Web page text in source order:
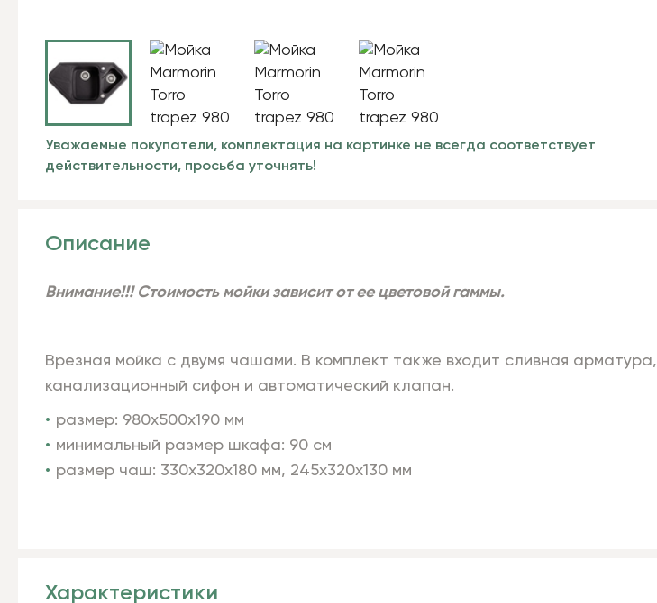
Уважаемые покупатели, комплектация на картинке не всегда соответствует
действительности, просьба уточнять!
Описание
Внимание!!! Стоимость мойки зависит от ее цветовой гаммы.
Врезная мойка с двумя чашами. В комплект также входит сливная арматура,
канализационный сифон и автоматический клапан.
размер: 980х500х190 мм
минимальный размер шкафа: 90 см
размер чаш: 330х320х180 мм, 245х320х130 мм
Характеристики